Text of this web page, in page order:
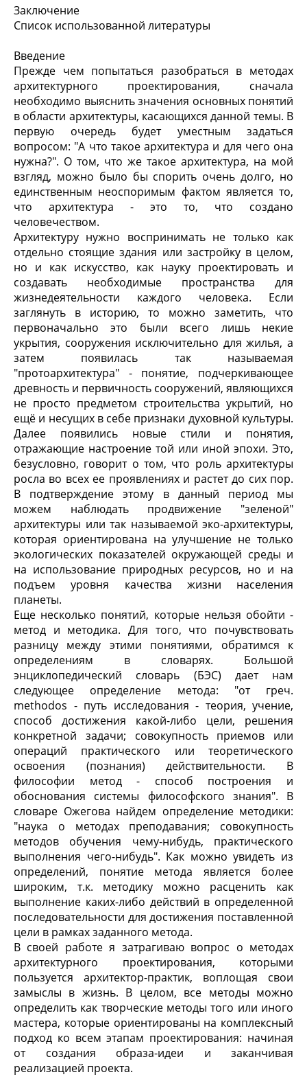
Заключение
Список использованной литературы
Введение
Прежде чем попытаться разобраться в методах
архитектурного проектирования, сначала
необходимо выяснить значения основных понятий
в области архитектуры, касающихся данной темы. В
первую очередь будет уместным задаться
вопросом: "А что такое архитектура и для чего она
нужна?". О том, что же такое архитектура, на мой
взгляд, можно было бы спорить очень долго, но
единственным неоспоримым фактом является то,
что архитектура - это то, что создано
человечеством.
Архитектуру нужно воспринимать не только как
отдельно стоящие здания или застройку в целом,
но и как искусство, как науку проектировать и
создавать необходимые пространства для
жизнедеятельности каждого человека. Если
заглянуть в историю, то можно заметить, что
первоначально это были всего лишь некие
укрытия, сооружения исключительно для жилья, а
затем появилась так называемая
"протоархитектура" - понятие, подчеркивающее
древность и первичность сооружений, являющихся
не просто предметом строительства укрытий, но
ещё и несущих в себе признаки духовной культуры.
Далее появились новые стили и понятия,
отражающие настроение той или иной эпохи. Это,
безусловно, говорит о том, что роль архитектуры
росла во всех ее проявлениях и растет до сих пор.
В подтверждение этому в данный период мы
можем наблюдать продвижение "зеленой"
архитектуры или так называемой эко-архитектуры,
которая ориентирована на улучшение не только
экологических показателей окружающей среды и
на использование природных ресурсов, но и на
подъем уровня качества жизни населения
планеты.
Еще несколько понятий, которые нельзя обойти -
метод и методика. Для того, что почувствовать
разницу между этими понятиями, обратимся к
определениям в словарях. Большой
энциклопедический словарь (БЭС) дает нам
следующее определение метода: "от греч.
methodos - путь исследования - теория, учение,
способ достижения какой-либо цели, решения
конкретной задачи; совокупность приемов или
операций практического или теоретического
освоения (познания) действительности. В
философии метод - способ построения и
обоснования системы философского знания". В
словаре Ожегова найдем определение методики:
"наука о методах преподавания; совокупность
методов обучения чему-нибудь, практического
выполнения чего-нибудь". Как можно увидеть из
определений, понятие метода является более
широким, т.к. методику можно расценить как
выполнение каких-либо действий в определенной
последовательности для достижения поставленной
цели в рамках заданного метода.
В своей работе я затрагиваю вопрос о методах
архитектурного проектирования, которыми
пользуется архитектор-практик, воплощая свои
замыслы в жизнь. В целом, все методы можно
определить как творческие методы того или иного
мастера, которые ориентированы на комплексный
подход ко всем этапам проектирования: начиная
от создания образа-идеи и заканчивая
реализацией проекта.